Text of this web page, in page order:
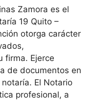
Zamora es el
19 Quito –
otorga carácter
firma. Ejerce
de documentos en
El Notario
profesional, a